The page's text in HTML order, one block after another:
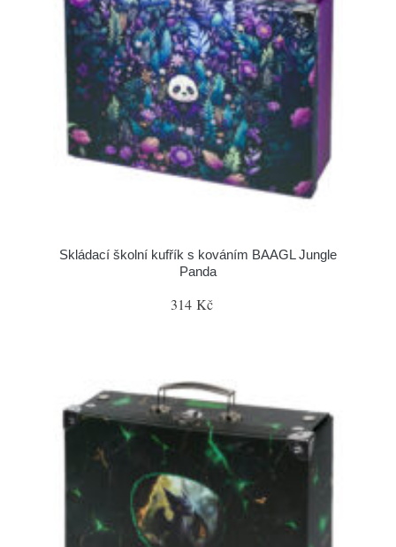
Skládací školní kufřík s kováním BAAGL Jungle
Panda
314 Kč